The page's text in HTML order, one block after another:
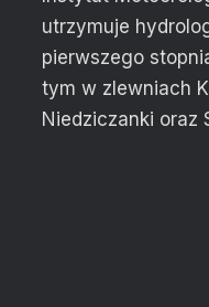
utrzymuje
pierwszego
tym w zlewniach
Niedziczanki oraz